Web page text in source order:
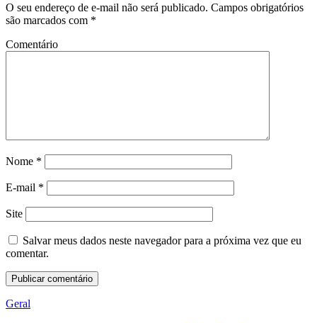
O seu endereço de e-mail não será publicado. Campos obrigatórios
são marcados com *
Comentário
Nome *
E-mail *
Site
Salvar meus dados neste navegador para a próxima vez que eu
comentar.
Geral